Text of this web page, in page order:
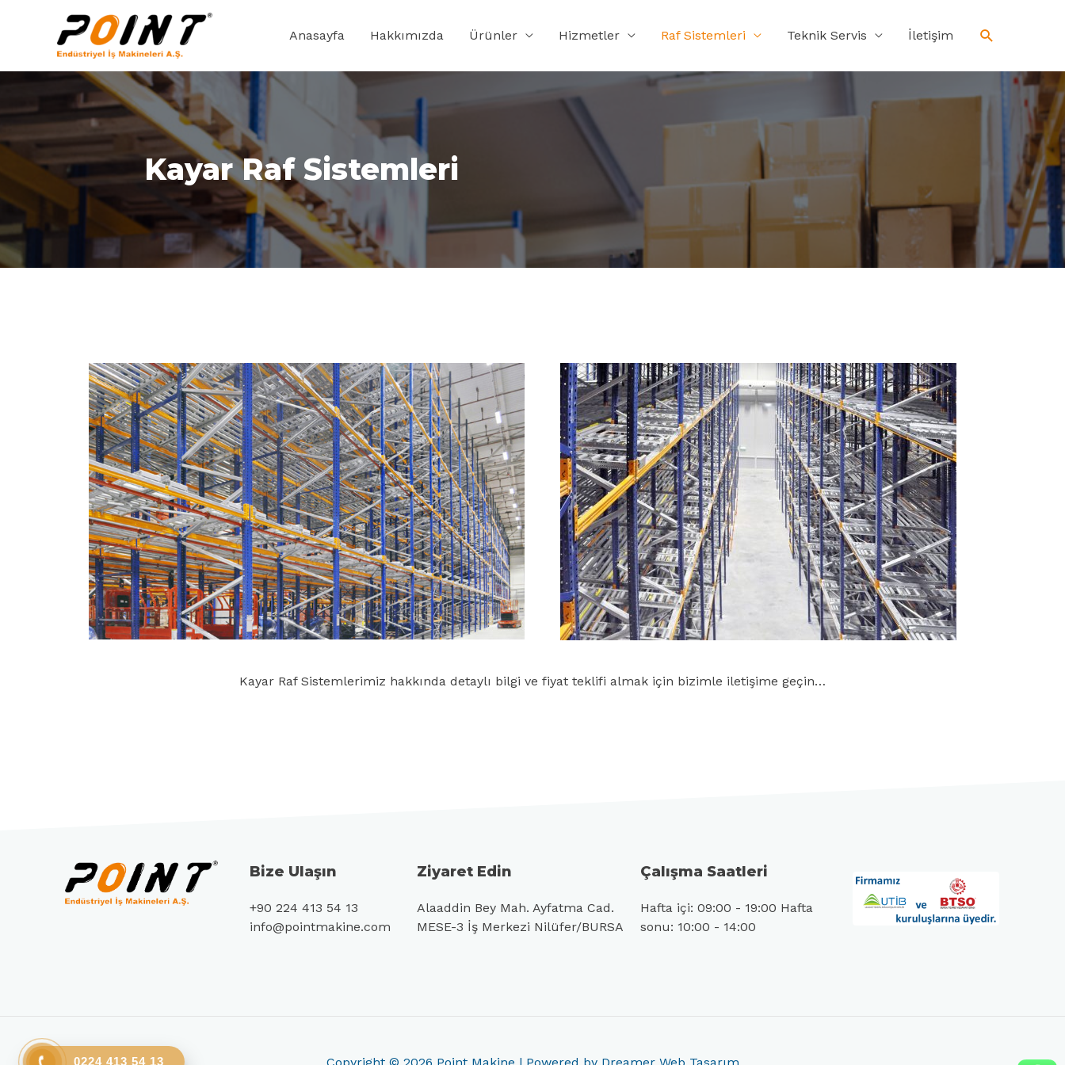
Anasayfa Hakkımızda Ürünler Hizmetler Raf Sistemleri Teknik Servis İletişim
Kayar Raf Sistemleri
Kayar Raf Sistemlerimiz hakkında detaylı bilgi ve fiyat teklifi almak için bizimle iletişime geçin…
Bize Ulaşın
+90 224 413 54 13
info@pointmakine.com
Ziyaret Edin
Alaaddin Bey Mah. Ayfatma Cad.
MESE-3 İş Merkezi Nilüfer/BURSA
Çalışma Saatleri
Hafta içi: 09:00 - 19:00 Hafta
sonu: 10:00 - 14:00
Copyright © 2026 Point Makine | Powered by Dreamer Web Tasarım
0224 413 54 13